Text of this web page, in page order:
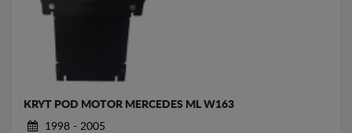
KRYT POD MOTOR MERCEDES ML W163
1998 - 2005